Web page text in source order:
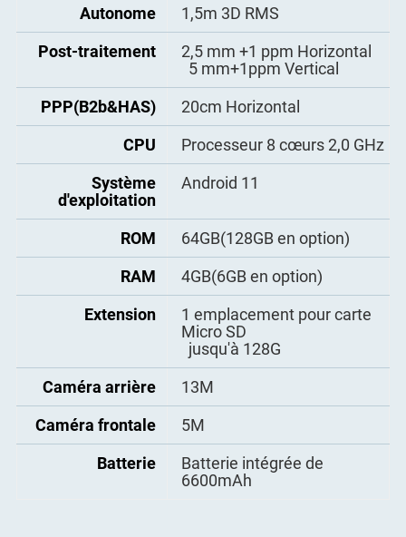
Autonome
1,5m 3D RMS
Post-traitement
2,5 mm +1 ppm Horizontal
5 mm+1ppm Vertical
PPP(B2b&HAS)
20cm Horizontal
CPU
Processeur 8 cœurs 2,0 GHz
Système
d'exploitation
Android 11
ROM
64GB(128GB en option)
RAM
4GB(6GB en option)
Extension
1 emplacement pour carte
Micro SD
jusqu'à 128G
Caméra arrière
13M
Caméra frontale
5M
Batterie
Batterie intégrée de
6600mAh
Clavier
4*Doer 1*ACCUEIL
1*Retour, 1*Position
Température de
travail
-20°C~55°C
Température de
stockage
-30°C~70°C
Étanche et
résistant à la
poussière
IP67
Test de chute
Résiste à une chute de 1,2 m
Protection
électrostatique
Décharge d'air ± 15kV
Décharge de contact ± 8kV
95% sans condensation
Interface externe
USB, OTG